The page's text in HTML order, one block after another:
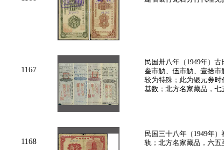
1167
民国卅八年（1949年）
叁市觔、伍市觔、壹拾
较为特殊；此为银元券
基数；北方名家藏品，七
1168
民国三十八年（1949年
轨；北方名家藏品，六五